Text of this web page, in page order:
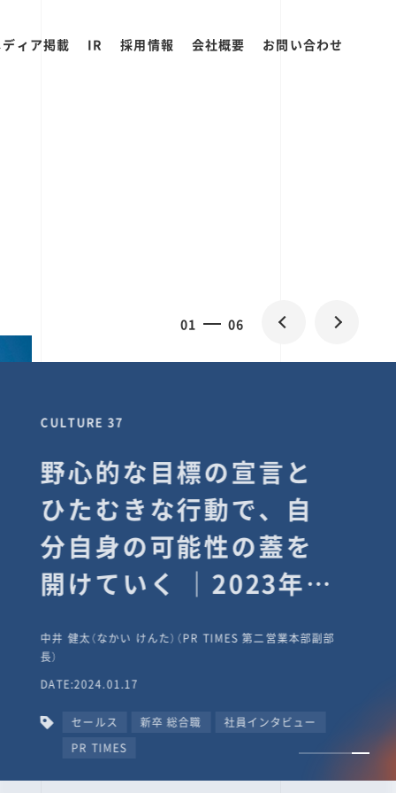
ィア掲載 IR 採用情報 会社概要 お問い合わせ
01 06
CULTURE 37
野心的な目標の宣言と
ひたむきな行動で、自
分自身の可能性の蓋を
開けていく ｜2023年度
タビュー #PR
TIMESな人たち
中井 健太（なかい けんた）（PR TIMES 第二営業本部副部
長）
DATE:2024.01.17
セールス 新卒 総合職
社員インタビュー
PR TIMES